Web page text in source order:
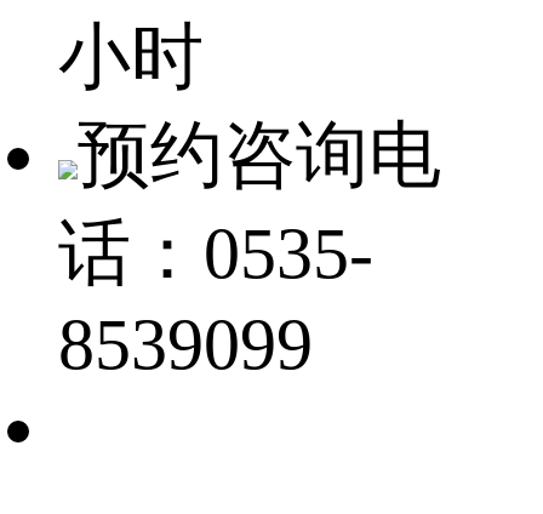
小时
预约咨询电
话：0535-
8539099